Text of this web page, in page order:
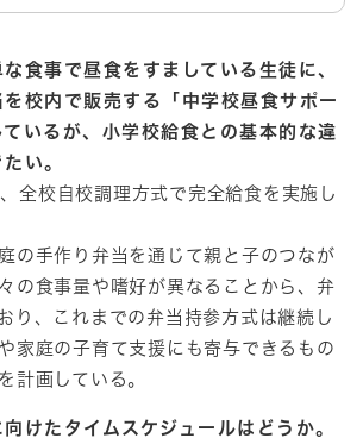
な食事で昼食をすましている生徒に、
校内で販売する「中学校昼食サポー
ているが、小学校給食との基本的な違
い。
全校自校調理方式で完全給食を実施し
の手作り弁当を通じて親と子のつなが
の食事量や嗜好が異なることから、弁
り、これまでの弁当持参方式は継続し
家庭の子育て支援にも寄与できるもの
計画している。
向けたタイムスケジュールはどうか。